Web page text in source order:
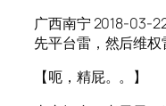
广西南宁 2018-03-
先平台雷，然后维
【呃，精屁。。】